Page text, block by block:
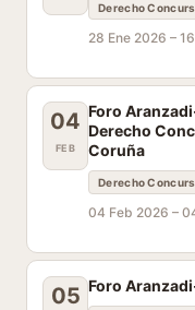
Derecho
28 Ene 2026 –
04
FEB
Foro
Derecho
Coruña
Derecho
04 Feb 2026 –
05 Foro